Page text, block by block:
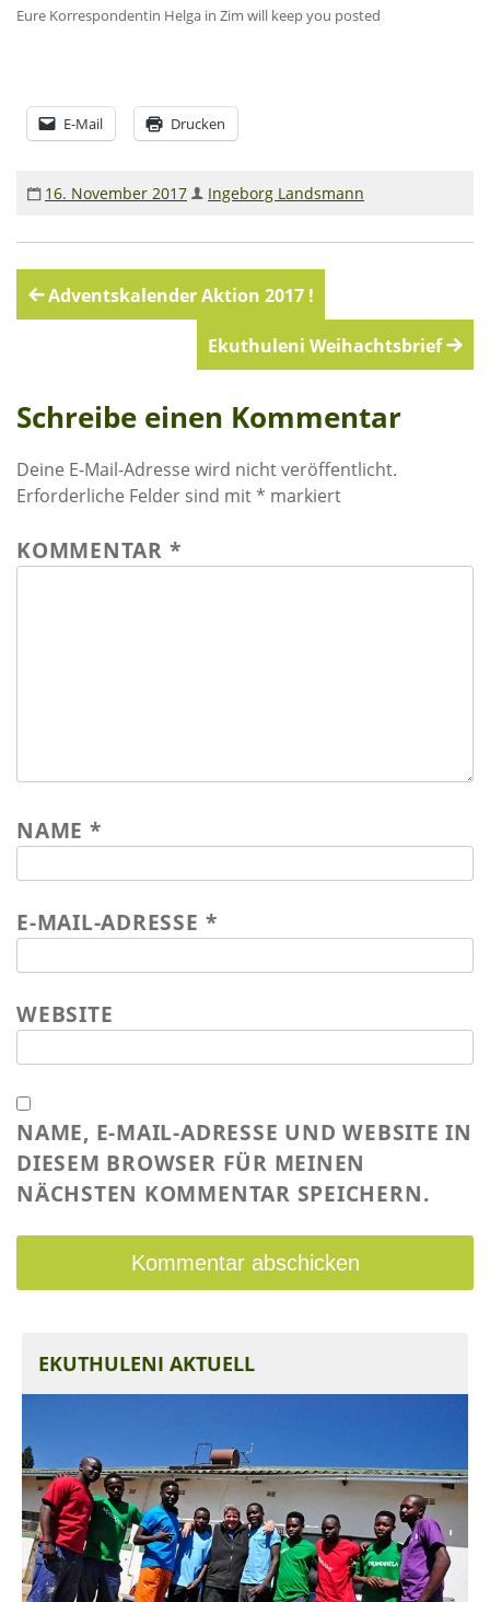
Eure Korrespondentin Helga in Zim will keep you posted
E-Mail Drucken
16. November 2017 Ingeborg Landsmann
Beitragsnavigation
Adventskalender Aktion 2017 !
Ekuthuleni Weihachtsbrief
Schreibe einen Kommentar
Deine E-Mail-Adresse wird nicht veröffentlicht.
Erforderliche Felder sind mit* markiert
KOMMENTAR *
NAME *
E-MAIL-ADRESSE *
WEBSITE
NAME, E-MAIL-ADRESSE UND WEBSITE IN
DIESEM BROWSER FÜR MEINEN
NÄCHSTEN KOMMENTAR SPEICHERN.
EKUTHULENI AKTUELL